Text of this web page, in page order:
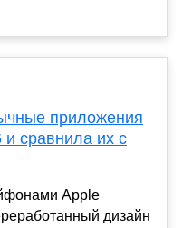
приложения
и сравнила их с
Apple
дизайн